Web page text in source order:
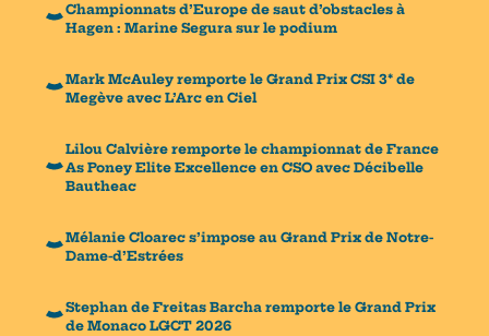
Championnats d’Europe de saut d’obstacles à
Hagen : Marine Segura sur le podium
Mark McAuley remporte le Grand Prix CSI 3* de
Megève avec L’Arc en Ciel
Lilou Calvière remporte le championnat de France
As Poney Elite Excellence en CSO avec Décibelle
Bautheac
Mélanie Cloarec s’impose au Grand Prix de Notre-
Dame-d’Estrées
Stephan de Freitas Barcha remporte le Grand Prix
de Monaco LGCT 2026